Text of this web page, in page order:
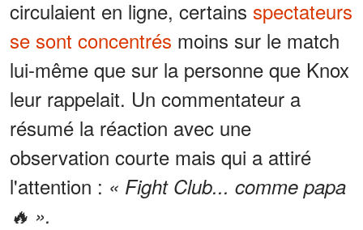
circulaient en ligne, certains spectateurs
se sont concentrés moins sur le match
lui-même que sur la personne que Knox
leur rappelait. Un commentateur a
résumé la réaction avec une
observation courte mais qui a attiré
l'attention : « Fight Club... comme papa
🔥 ».